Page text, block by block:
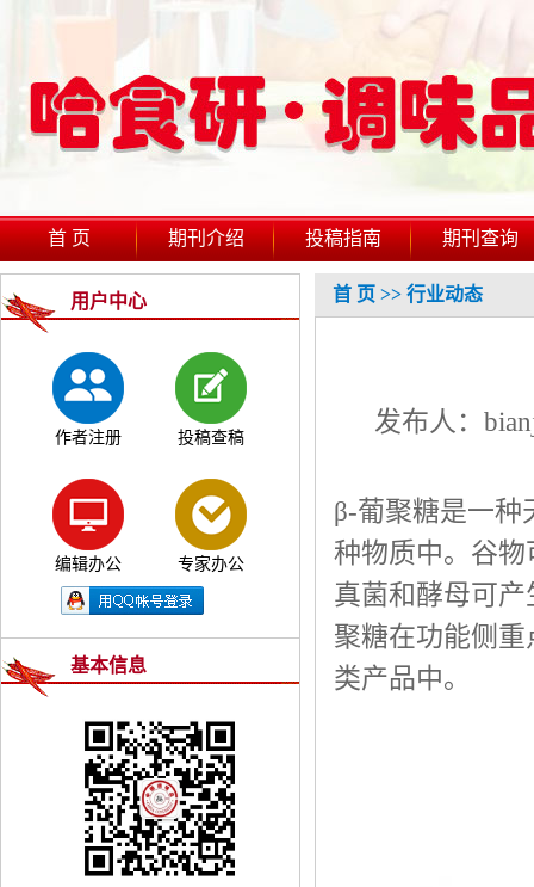
首 页 期刊介绍 投稿指南 期刊查询
首 页 >> 行业动态
发布人：
β-葡聚糖是一种
种物质中。谷物
真菌和酵母可
聚糖在功能侧
类产品中。
用户中心
作者注册 投稿查稿
编辑办公 专家办公
基本信息